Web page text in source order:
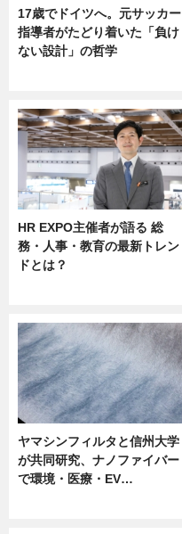
17歳でドイツへ。元サッカー
指導者がたどり着いた「負け
ない設計」の哲学
HR EXPO主催者が語る 総
務・人事・教育の最新トレン
ドとは？
ヤマシンフィルタと信州大学
が共同研究、ナノファイバー
で環境・医療・EV…